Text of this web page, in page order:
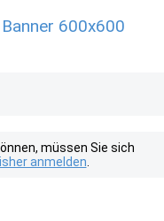
600x600
müssen Sie sich
anmelden